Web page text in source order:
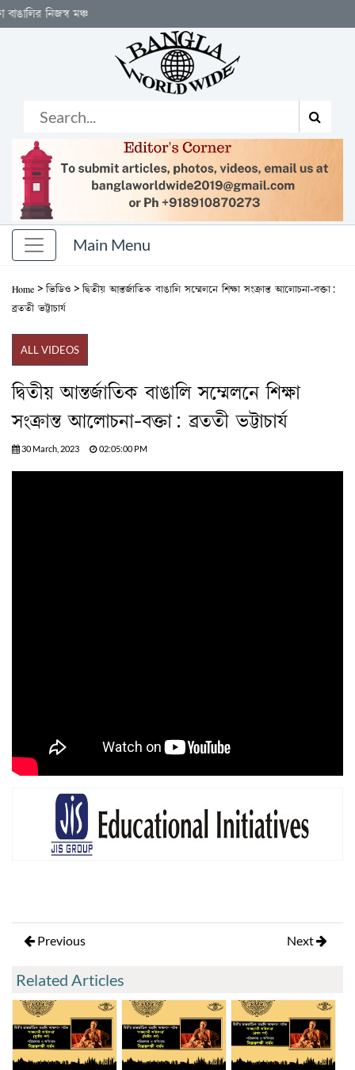
নিজস্ব মঞ্চ
Home > ভিডিও > দ্বিতীয় আন্তর্জাতিক বাঙালি সম্মেলনে শিক্ষা সংক্রান্ত আলোচনা-বক্তা:
ব্রততী ভট্টাচার্য
ALL VIDEOS
দ্বিতীয় আন্তর্জাতিক বাঙালি সম্মেলনে শিক্ষা
সংক্রান্ত আলোচনা-বক্তা: ব্রততী ভট্টাচার্য
30 March, 2023 02:05:00 PM
Previous Next
Related Articles